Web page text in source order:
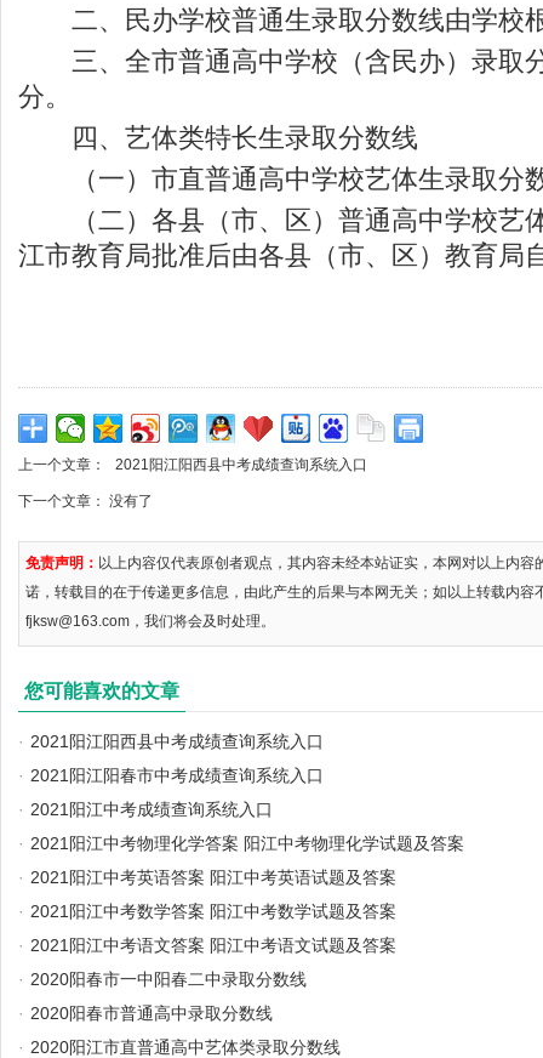
二、民办学校普通生录取分数线由学校
三、全市普通高中学校（含民办）录取
分。
四、艺体类特长生录取分数线
（一）市直普通高中学校艺体生录取分
（二）各县（市、区）普通高中学校艺
江市教育局批准后由各县（市、区）教育局
上一个文章： 2021阳江阳西县中考成绩查询系统入口
下一个文章： 没有了
免责声明： 以上内容仅代表原创者观点，其内容未经本站证实，本网对以上内
诺，转载目的在于传递更多信息，由此产生的后果与本网无关；如以上转载内容
fjksw@163.com，我们将会及时处理。
您可能喜欢的文章
· 2021阳江阳西县中考成绩查询系统入口
· 2021阳江阳春市中考成绩查询系统入口
· 2021阳江中考成绩查询系统入口
· 2021阳江中考物理化学答案 阳江中考物理化学试题及答案
· 2021阳江中考英语答案 阳江中考英语试题及答案
· 2021阳江中考数学答案 阳江中考数学试题及答案
· 2021阳江中考语文答案 阳江中考语文试题及答案
· 2020阳春市一中阳春二中录取分数线
· 2020阳春市普通高中录取分数线
· 2020阳江市直普通高中艺体类录取分数线